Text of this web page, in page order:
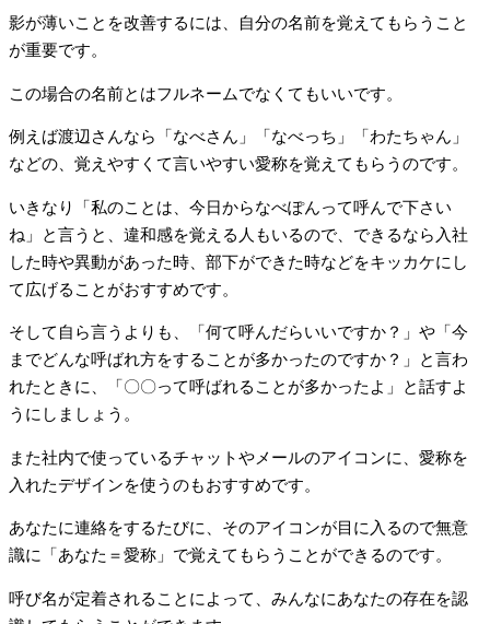
影が薄いことを改善するには、自分の名前を覚えてもらうこと
が重要です。
この場合の名前とはフルネームでなくてもいいです。
例えば渡辺さんなら「なべさん」「なべっち」「わたちゃん」
などの、覚えやすくて言いやすい愛称を覚えてもらうのです。
いきなり「私のことは、今日からなべぽんって呼んで下さい
ね」と言うと、違和感を覚える人もいるので、できるなら入社
した時や異動があった時、部下ができた時などをキッカケにし
て広げることがおすすめです。
そして自ら言うよりも、「何て呼んだらいいですか？」や「今
までどんな呼ばれ方をすることが多かったのですか？」と言わ
れたときに、「〇〇って呼ばれることが多かったよ」と話すよ
うにしましょう。
また社内で使っているチャットやメールのアイコンに、愛称を
入れたデザインを使うのもおすすめです。
あなたに連絡をするたびに、そのアイコンが目に入るので無意
識に「あなた＝愛称」で覚えてもらうことができるのです。
呼び名が定着されることによって、みんなにあなたの存在を認